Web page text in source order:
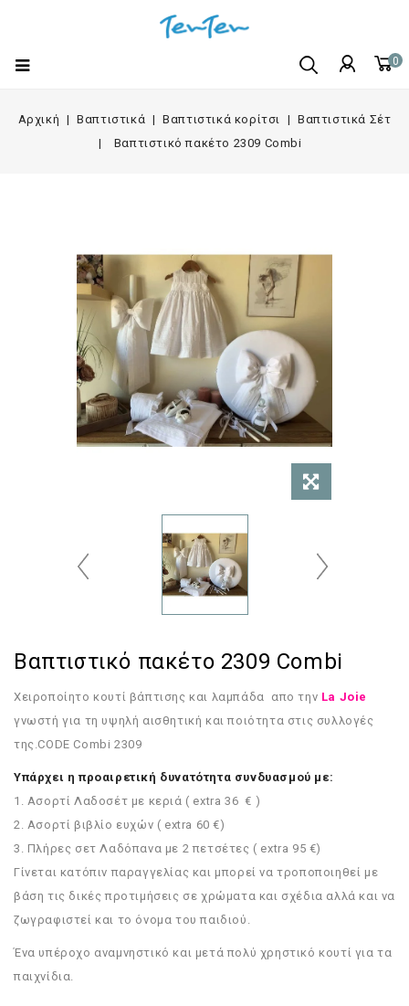
0
Αρχική Βαπτιστικά Βαπτιστικά κορίτσι
Βαπτιστικά Σέτ
Βαπτιστικό πακέτο 2309 Combi
Βαπτιστικό πακέτο 2309 Combi
Χειροποίητο κουτί βάπτισης και λαμπάδα απο την La Joie
γνωστή για τη υψηλή αισθητική και ποιότητα στις συλλογές
της.CODE Combi 2309
Υπάρχει η προαιρετική δυνατότητα συνδυασμού με:
1. Ασορτί Λαδοσέτ με κεριά ( extra 36 € )
2. Ασορτί βιβλίο ευχών ( extra 60 €)
3. Πλήρες σετ Λαδόπανα με 2 πετσέτες ( extra 95 €)
Γίνεται κατόπιν παραγγελίας και μπορεί να τροποποιηθεί με
βάση τις δικές προτιμήσεις σε χρώματα και σχέδια αλλά και να
ζωγραφιστεί και το όνομα του παιδιού.
Ένα υπέροχο αναμνηστικό και μετά πολύ χρηστικό κουτί για τα
παιχνίδια.